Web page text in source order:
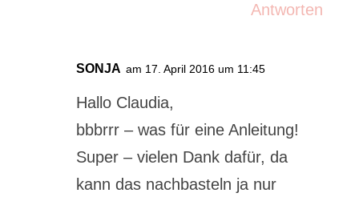
Antworten
SONJA am 17. April 2016 um 11:45
Hallo Claudia,
bbbrrr – was für eine Anleitung!
Super – vielen Dank dafür, da
kann das nachbasteln ja nur